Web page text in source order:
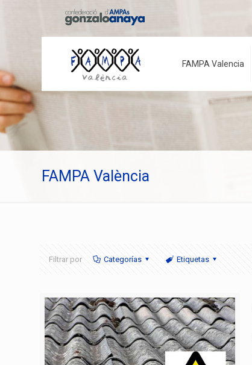
FAMPA Valencia
FAMPA València
Filtrar por Categorías Etiquetas